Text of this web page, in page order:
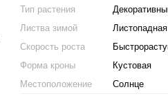
Тип растения
Листва зимой
Листопадная
Скорость роста
Форма кроны
Кустовая
Местоположение
Солнце